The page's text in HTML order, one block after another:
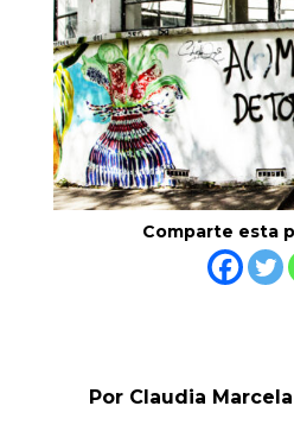
Comparte esta
Por Claudia